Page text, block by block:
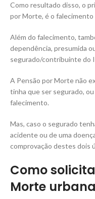
Como resultado disso, o
por Morte, é o falecimento
Além do falecimento,
dependência, presumida
segurado/contribuinte do
A Pensão por Morte não
tinha que ser segurado,
falecimento.
Mas, caso o segurado
acidente ou de uma
comprovação destes dois
Como
Morte urbana